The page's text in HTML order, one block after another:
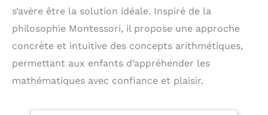
s’avère être la solution idéale. Inspiré de la
philosophie Montessori, il propose une approche
concrète et intuitive des concepts arithmétiques,
permettant aux enfants d’appréhender les
mathématiques avec confiance et plaisir.